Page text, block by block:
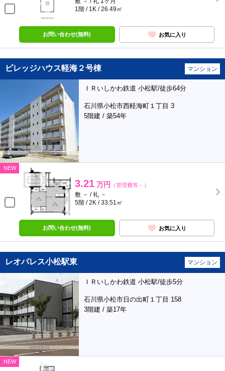
1階 / 1K / 26.49㎡
お問い合わせ(無料) お気に入り
ビレッジハウス軽海２号棟 マンション
ＩＲいしかわ鉄道 小松駅/徒歩64分
石川県小松市西軽海町１丁目 3
5階建 / 築54年
NEW
3.21 万円 （管理費等－）
敷 － / 礼 －
5階 / 2K / 33.51㎡
お問い合わせ(無料) お気に入り
レオパレス小松駅東 マンション
ＩＲいしかわ鉄道 小松駅/徒歩5分
石川県小松市日の出町１丁目 158
3階建 / 築17年
NEW